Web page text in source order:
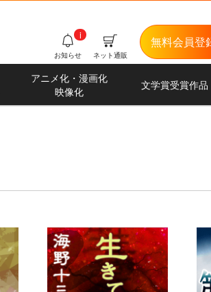
無料会員登
ネット通販
お知らせ
i
アニメ化・漫画化
映像化
文学賞受賞作品